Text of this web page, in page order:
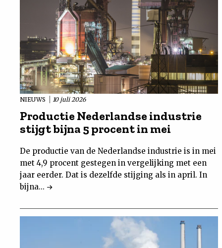
NIEUWS 10 juli 2026
Productie Nederlandse industrie
stijgt bijna 5 procent in mei
De productie van de Nederlandse industrie is in mei
met 4,9 procent gestegen in vergelijking met een
jaar eerder. Dat is dezelfde stijging als in april. In
bijna...